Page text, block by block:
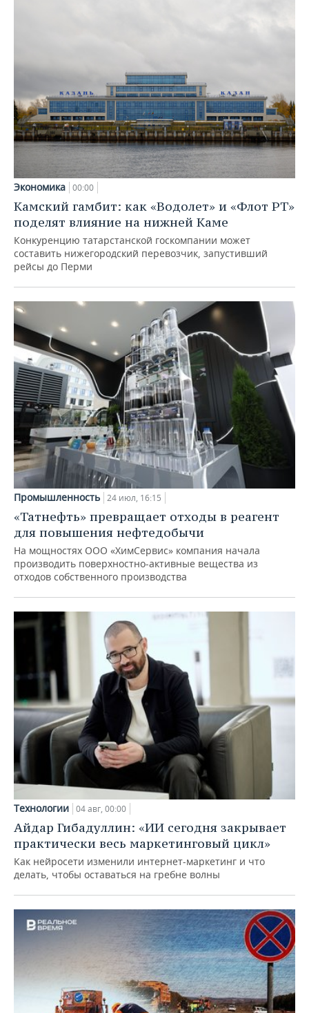
Экономика 00:00
Камский гамбит: как «Водолет» и «Флот РТ»
поделят влияние на нижней Каме
Конкуренцию татарстанской госкомпании может
составить нижегородский перевозчик, запустивший
рейсы до Перми
Промышленность 24 июл, 16:15
«Татнефть» превращает отходы в реагент
для повышения нефтедобычи
На мощностях ООО «ХимСервис» компания начала
производить поверхностно-активные вещества из
отходов собственного производства
Технологии 04 авг, 00:00
Айдар Гибадуллин: «ИИ сегодня закрывает
практически весь маркетинговый цикл»
Как нейросети изменили интернет-маркетинг и что
делать, чтобы оставаться на гребне волны